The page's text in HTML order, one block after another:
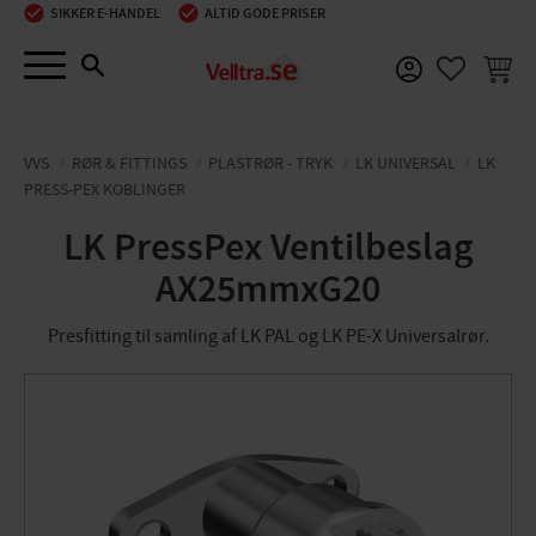
Menu
SIKKER E-HANDEL ALTID GODE PRISER
VVS RØR & FITTINGS PLASTRØR - TRYK LK UNIVERSAL
LK
PRESS-PEX KOBLINGER
LK PressPex Ventilbeslag
AX25mmxG20
Presfitting til samling af LK PAL og LK PE-X Universalrør.